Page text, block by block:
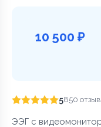
10 500 ₽
5850
ЭЭГ с